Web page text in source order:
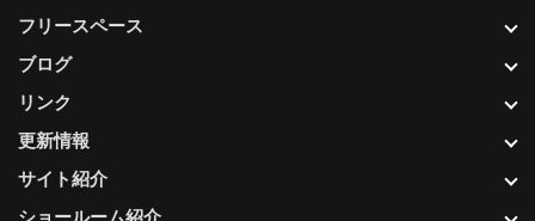
更新情報
サイト紹介
フリースペース
ブログ
リンク